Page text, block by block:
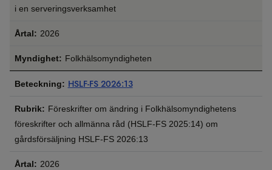
i en serveringsverksamhet
2026
Folkhälsomyndigheten
HSLF-FS 2026:13
Föreskrifter om ändring i Folkhälsomyndighetens
föreskrifter och allmänna råd (HSLF-FS 2025:14) om
gårdsförsäljning HSLF-FS 2026:13
2026